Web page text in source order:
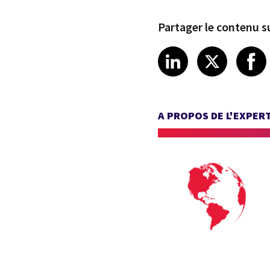
Partager le contenu
Share article
LinkedIn
Share
X
A PROPOS DE